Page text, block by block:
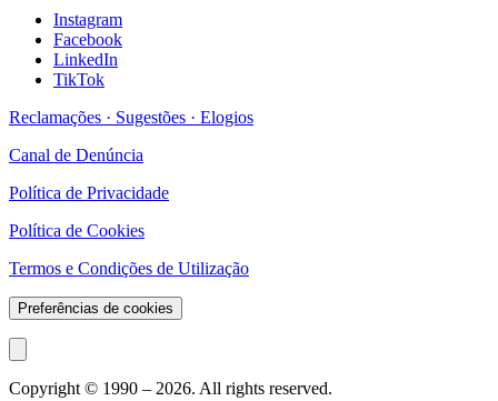
Instagram
Facebook
LinkedIn
TikTok
Reclamações · Sugestões · Elogios
Canal de Denúncia
Política de Privacidade
Política de Cookies
Termos e Condições de Utilização
Preferências de cookies
Copyright © 1990 – 2026. All rights reserved.